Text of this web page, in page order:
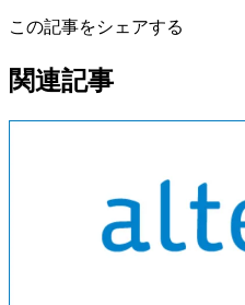
この記事をシェアする
関連記事